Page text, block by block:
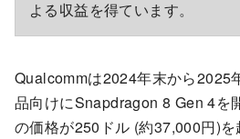
よる収益を得ています。
Qualcommは2024年末から2025
品向けにSnapdragon 8 Gen 4を
の価格が250ドル (約37,000円)